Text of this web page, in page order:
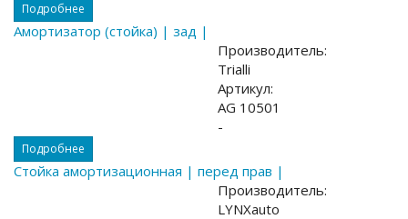
Подробнее
Амортизатор (стойка) | зад |
Производитель:
Trialli
Артикул:
AG 10501
-
Подробнее
Стойка амортизационная | перед прав |
Производитель:
LYNXauto